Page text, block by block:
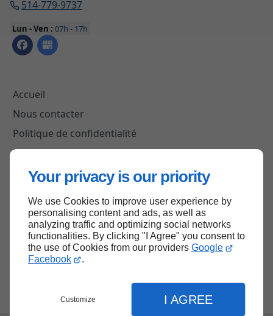
Your privacy is our priority
We use Cookies to improve user experience by
personalising content and ads, as well as
analyzing traffic and optimizing social networks
functionalities. By clicking "I Agree" you consent to
the use of Cookies from our providers Google
Facebook
.
Customize I AGREE
514-779-9737
Lun - Ven :07h - 17h
Accueil
Nous contacter
Politique de confidentialité
Plan du site
Haut de page